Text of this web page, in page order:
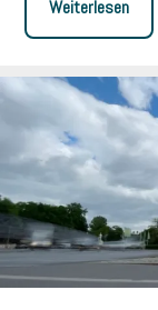
Weiterlesen